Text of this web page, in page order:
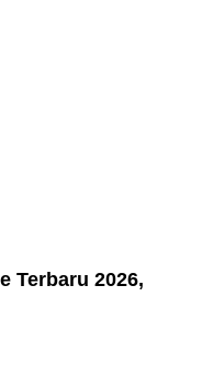
Terbaru 2026,